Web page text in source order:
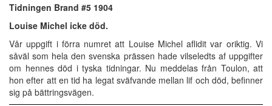
Tidningen Brand #5 1904
Louise Michel icke död.
Vår uppgift i förra numret att Louise Michel aflidit var oriktig. Vi
såväl som hela den svenska prässen hade vilseledts af uppgifter
om hennes död i tyska tidningar. Nu meddelas från Toulon, att
hon efter att en tid ha legat sväfvande mellan lif och död, befinner
sig på bättringsvägen.